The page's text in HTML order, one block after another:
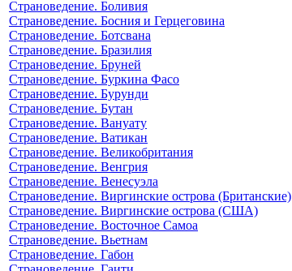
Страноведение. Боливия
Страноведение. Босния и Герцеговина
Страноведение. Ботсвана
Страноведение. Бразилия
Страноведение. Бруней
Страноведение. Буркина Фасо
Страноведение. Бурунди
Страноведение. Бутан
Страноведение. Вануату
Страноведение. Ватикан
Страноведение. Великобритания
Страноведение. Венгрия
Страноведение. Венесуэла
Страноведение. Виргинские острова (Британские)
Страноведение. Виргинские острова (США)
Страноведение. Восточное Самоа
Страноведение. Вьетнам
Страноведение. Габон